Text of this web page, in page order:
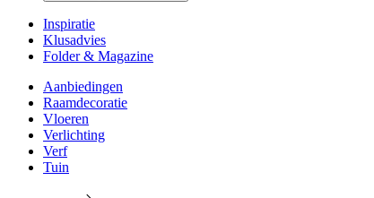
Inspiratie
Klusadvies
Folder & Magazine
Aanbiedingen
Raamdecoratie
Vloeren
Verlichting
Verf
Tuin